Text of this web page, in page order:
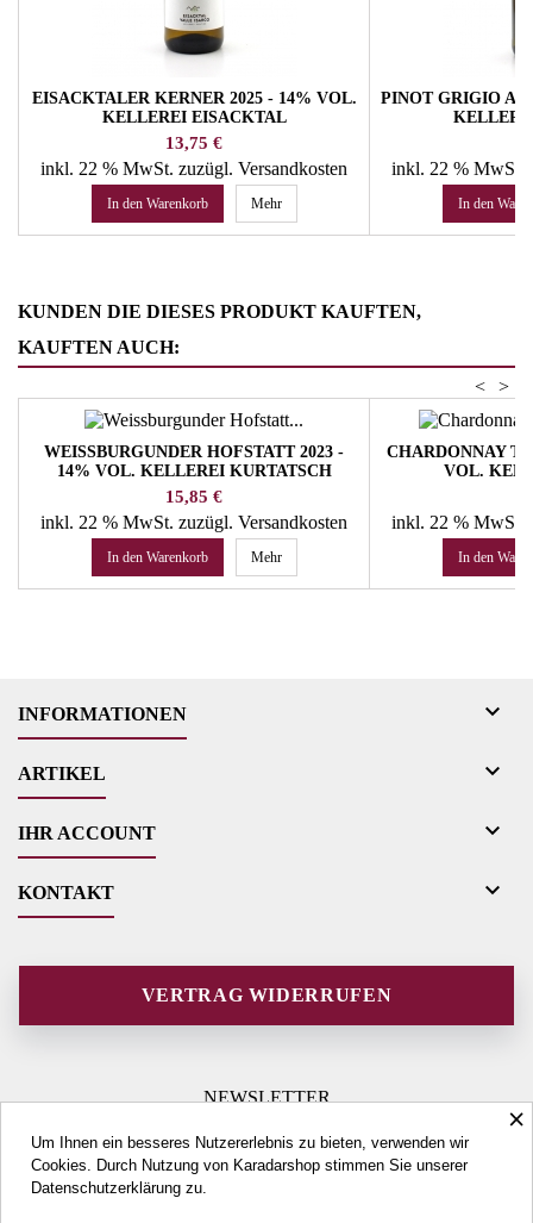
EISACKTALER KERNER 2025 - 14% VOL.
KELLEREI EISACKTAL
Preis
13,75 €
inkl. 22 % MwSt. zuzügl. Versandkosten
In den Warenkorb Mehr
PINOT GRIGIO
inkl. 22 % MwSt.
In den
KUNDEN DIE DIESES PRODUKT KAUFTEN,
KAUFTEN AUCH:
>
<
WEISSBURGUNDER HOFSTATT 2023 -
14% VOL. KELLEREI KURTATSCH
Preis
15,85 €
inkl. 22 % MwSt. zuzügl. Versandkosten
In den Warenkorb Mehr
CHARDONNAY
VOL.
inkl. 22 % MwSt.
In den
INFORMATIONEN 
ARTIKEL 
IHR ACCOUNT 
KONTAKT 
VERTRAG WIDERRUFEN
NEWSLETTER
×
Um Ihnen ein besseres Nutzererlebnis zu bieten, verwenden wir
Cookies. Durch Nutzung von Karadarshop stimmen Sie unserer
Datenschutzerklärung zu.